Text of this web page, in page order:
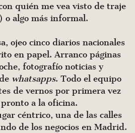
quién me vea visto de traje
o algo más informal.
ojeo cinco diarios nacionales
en papel. Arranco páginas
fotografío noticias y
whatsapps. Todo el equipo
de vernos por primera vez
a la oficina.
céntrico, una de las calles
de los negocios en Madrid.